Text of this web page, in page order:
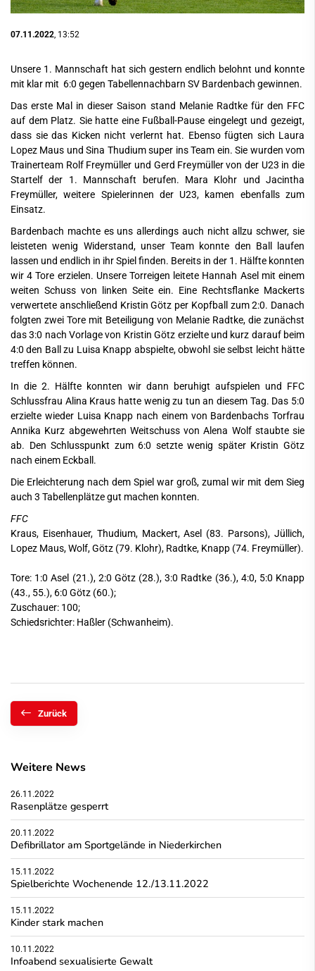
07.11.2022 , 13:52
Unsere 1. Mannschaft hat sich gestern endlich belohnt und konnte
mit klar mit 6:0 gegen Tabellennachbarn SV Bardenbach gewinnen.
Das erste Mal in dieser Saison stand Melanie Radtke für den FFC
auf dem Platz. Sie hatte eine Fußball-Pause eingelegt und gezeigt,
dass sie das Kicken nicht verlernt hat. Ebenso fügten sich Laura
Lopez Maus und Sina Thudium super ins Team ein. Sie wurden vom
Trainerteam Rolf Freymüller und Gerd Freymüller von der U23 in die
Startelf der 1. Mannschaft berufen. Mara Klohr und Jacintha
Freymüller, weitere Spielerinnen der U23, kamen ebenfalls zum
Einsatz.
Bardenbach machte es uns allerdings auch nicht allzu schwer, sie
leisteten wenig Widerstand, unser Team konnte den Ball laufen
lassen und endlich in ihr Spiel finden. Bereits in der 1. Hälfte konnten
wir 4 Tore erzielen. Unsere Torreigen leitete Hannah Asel mit einem
weiten Schuss von linken Seite ein. Eine Rechtsflanke Mackerts
verwertete anschließend Kristin Götz per Kopfball zum 2:0. Danach
folgten zwei Tore mit Beteiligung von Melanie Radtke, die zunächst
das 3:0 nach Vorlage von Kristin Götz erzielte und kurz darauf beim
4:0 den Ball zu Luisa Knapp abspielte, obwohl sie selbst leicht hätte
treffen können.
In die 2. Hälfte konnten wir dann beruhigt aufspielen und FFC
Schlussfrau Alina Kraus hatte wenig zu tun an diesem Tag. Das 5:0
erzielte wieder Luisa Knapp nach einem von Bardenbachs Torfrau
Annika Kurz abgewehrten Weitschuss von Alena Wolf staubte sie
ab. Den Schlusspunkt zum 6:0 setzte wenig später Kristin Götz
nach einem Eckball.
Die Erleichterung nach dem Spiel war groß, zumal wir mit dem Sieg
auch 3 Tabellenplätze gut machen konnten.
FFC
Kraus, Eisenhauer, Thudium, Mackert, Asel (83. Parsons), Jüllich,
Lopez Maus, Wolf, Götz (79. Klohr), Radtke, Knapp (74. Freymüller).
Tore: 1:0 Asel (21.), 2:0 Götz (28.), 3:0 Radtke (36.), 4:0, 5:0 Knapp
(43., 55.), 6:0 Götz (60.);
Zuschauer: 100;
Schiedsrichter: Haßler (Schwanheim).
Zurück
Weitere News
26.11.2022
Rasenplätze gesperrt
20.11.2022
Defibrillator am Sportgelände in Niederkirchen
15.11.2022
Spielberichte Wochenende 12./13.11.2022
15.11.2022
Kinder stark machen
10.11.2022
Infoabend sexualisierte Gewalt